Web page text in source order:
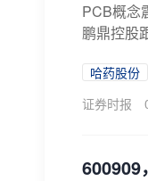
PCB概念
鹏鼎控股
哈药股份
证券时报
600909